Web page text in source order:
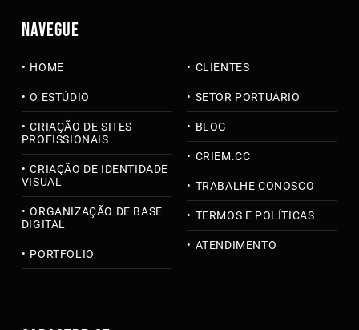
NAVEGUE
HOME
O ESTÚDIO
CRIAÇÃO DE SITES
PROFISSIONAIS
CRIAÇÃO DE IDENTIDADE
VISUAL
ORGANIZAÇÃO DE BASE
DIGITAL
PORTFOLIO
CLIENTES
SETOR PORTUÁRIO
BLOG
CRIEM.CC
TRABALHE CONOSCO
TERMOS E POLÍTICAS
ATENDIMENTO